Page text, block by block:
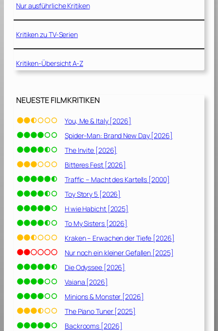
a
l
a
i
c
:
P
g
a
s
s
/
D
i
e
A
u
f
e
r
t
e
h
Nur ausführliche Kritiken
Kritiken zu TV-Serien
Kritiken-Übersicht A-Z
NEUESTE FILMKRITIKEN
You, Me & Italy [2026]
Spider-Man: Brand New Day [2026]
The Invite [2026]
Bitteres Fest [2026]
Traffic – Macht des Kartells [2000]
Toy Story 5 [2026]
H wie Habicht [2025]
To My Sisters [2026]
Kraken – Erwachen der Tiefe [2026]
Nur noch ein kleiner Gefallen [2025]
Die Odyssee [2026]
Vaiana [2026]
Minions & Monster [2026]
The Piano Tuner [2025]
Backrooms [2026]